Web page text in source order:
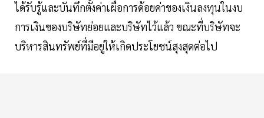
ได้รับรู้และบันทึกตั้งค่าเผื่อการด้อยค่าของเงินลงทุนในงบ
การเงินของบริษัทย่อยและบริษัทไว้แล้ว ขณะที่บริษัทจะ
บริหารสินทรัพย์ที่มีอยู่ให้เกิดประโยชน์สุงสุดต่อไป